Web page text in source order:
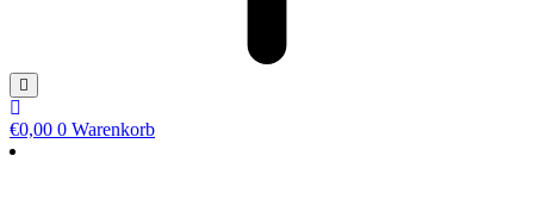
€0,00 0 Warenkorb